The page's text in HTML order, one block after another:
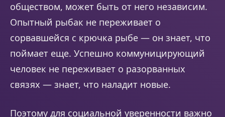
обществом, может быть от него независим.
Опытный рыбак не переживает о
сорвавшейся с крючка рыбе — он знает, что
поймает еще. Успешно коммуницирующий
человек не переживает о разорванных
связях — знает, что наладит новые.
Поэтому для социальной уверенности важно